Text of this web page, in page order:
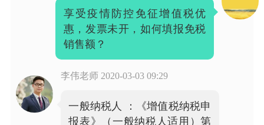
享受疫情防控免征增值税优
惠，发票未开，如何填报免税
销售额？
李伟老师 2020-03-03 09:29
一般纳税人 ：《增值税纳税申
报表》（一般纳税人适用）第